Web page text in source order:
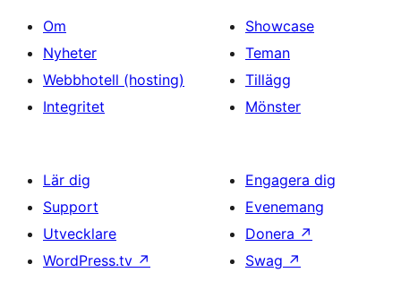
Om
Nyheter
Webbhotell (hosting)
Integritet
Showcase
Teman
Tillägg
Mönster
Lär dig
Support
Utvecklare
WordPress.tv ↗
Engagera dig
Evenemang
Donera ↗
Swag ↗